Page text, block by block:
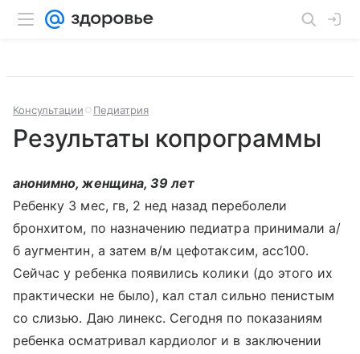
Консультации Педиатрия
Результаты копрограммы
анонимно, женщина, 39 лет
Ребенку 3 мес, гв, 2 нед назад переболели
бронхитом, по назначению педиатра принимали а/
б аугментин, а затем в/м цефотаксим, асс100.
Сейчас у ребенка появились колики (до этого их
практически не было), кал стал сильно пенистым
со слизью. Даю линекс. Сегодня по показаниям
ребенка осматривал кардиолог и в заключении